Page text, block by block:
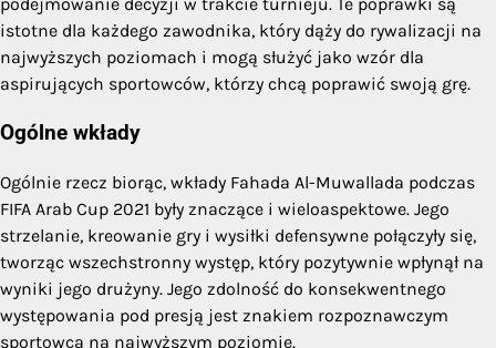
istotne dla każdego zawodnika, który dąży do rywalizacji na
najwyższych poziomach i mogą służyć jako wzór dla
aspirujących sportowców, którzy chcą poprawić swoją grę.
Ogólne wkłady
Ogólnie rzecz biorąc, wkłady Fahada Al-Muwallada podczas
FIFA Arab Cup 2021 były znaczące i wieloaspektowe. Jego
strzelanie, kreowanie gry i wysiłki defensywne połączyły się,
tworząc wszechstronny występ, który pozytywnie wpłynął na
wyniki jego drużyny. Jego zdolność do konsekwentnego
występowania pod presją jest znakiem rozpoznawczym
sportowca na najwyższym poziomie.